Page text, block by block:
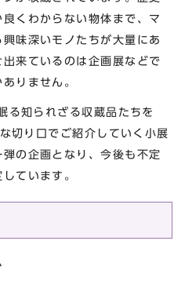
くわからない物体まで、マ
味深いモノたちが大量にあ
来ているのは企画展などで
りません。
知られざる収蔵品たちを
切り口でご紹介していく小展
の企画となり、今後も不定
ています。